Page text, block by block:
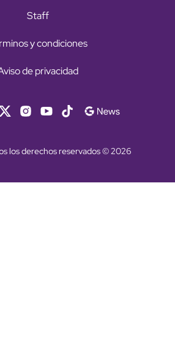
Staff
y condiciones
de privacidad
los derechos reservados © 2026